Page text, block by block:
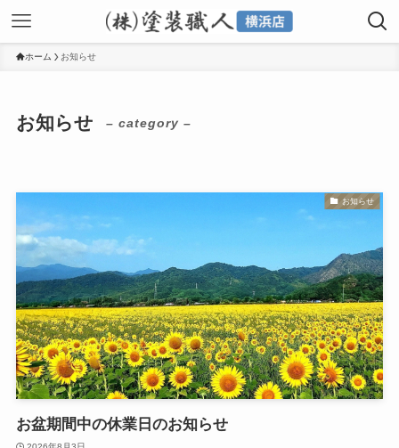
ホーム お知らせ
お知らせ – category –
お知らせ
お盆期間中の休業日のお知らせ